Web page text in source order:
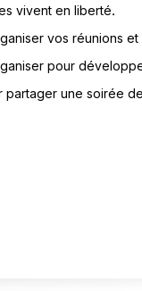
vivent en liberté.
vos réunions
pour
partager une soirée